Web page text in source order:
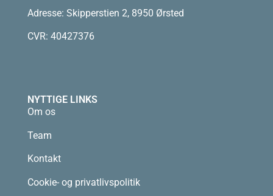
Adresse: Skipperstien 2, 8950 Ørsted
CVR: 40427376
NYTTIGE LINKS
Om os
Team
Kontakt
Cookie- og privatlivspolitik